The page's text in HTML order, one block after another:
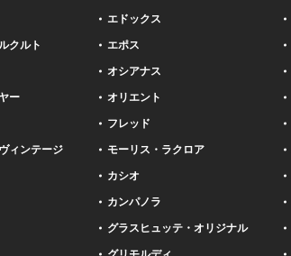
クルト
ー
ィンテージ
エドックス
エポス
オシアナス
オリエント
フレッド
モーリス・ラクロア
カシオ
カンパノラ
グラスヒュッテ・オリジナル